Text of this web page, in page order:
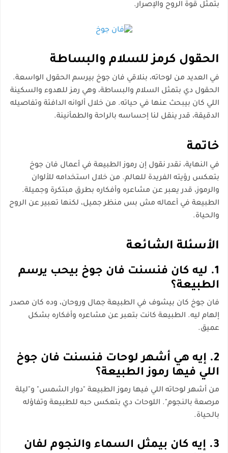
بتمثل قوة الروح والإصرار.
الحقول كرمز للسلام والبساطة
في العديد من لوحاته، بنلاقي فان جوخ بيرسم الحقول الواسعة.
الحقول دي بتمثل السلام والبساطة، وهي رمز للهدوء والسكينة
اللي كان بيبحث عنها في حياته. من خلال ألوانه الدافئة وتفاصيله
الدقيقة، قدر ينقل لنا إحساسه بالراحة والطمأنينة.
خاتمة
في النهاية، نقدر نقول إن رموز الطبيعة في أعمال فان جوخ
بتعكس رؤيته الفريدة للعالم. من خلال استخدامه للألوان
والرموز، قدر يعبر عن مشاعره وأفكاره بطرق مبتكرة وجميلة.
الطبيعة في أعماله مش بس منظر جميل، لكنها تعبير عن الروح
والحياة.
الأسئلة الشائعة
1. ليه كان فنسنت فان جوخ بيحب يرسم
الطبيعة؟
فان جوخ كان بيشوف في الطبيعة جمال وروحان، وده كان مصدر
إلهام ليه. الطبيعة كانت بتعبر عن مشاعره وأفكاره بشكل
عميق.
2. إيه هي أشهر لوحات فنسنت فان جوخ
اللي فيها رموز الطبيعة؟
من أشهر لوحاته اللي فيها رموز الطبيعة "دوار الشمس" و"ليلة
مرصعة بالنجوم". اللوحات دي بتعكس حبه للطبيعة وتفاؤله
بالحياة.
3. إيه كان بيمثل السماء والنجوم لفان